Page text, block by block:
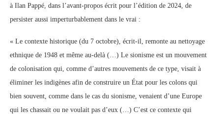
à Ilan Pappé, dans l’avant-propos écrit pour l’édition de 2024, de
persister aussi imperturbablement dans le vrai :
« Le contexte historique (du 7 octobre), écrit-il, remonte au nettoyage
ethnique de 1948 et même au-delà (…) Le sionisme est un mouvement
de colonisation qui, comme d’autres mouvements de ce type, visait à
éliminer les indigènes afin de construire un État pour les colons qui
bien souvent, comme dans le cas du sionisme, venaient d’une Europe
qui les chassait ou ne voulait pas d’eux (…) C’est ce contexte qui